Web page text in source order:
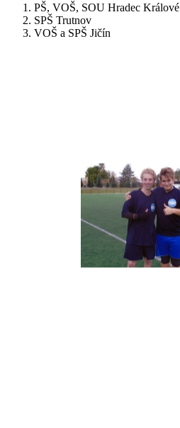
PŠ, VOŠ, SOU Hradec Králové
SPŠ Trutnov
VOŠ a SPŠ Jičín